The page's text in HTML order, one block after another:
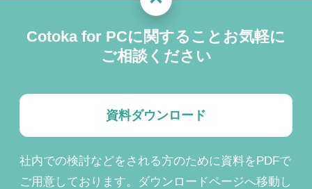
Cotoka for PCに関することお気軽に
ご相談ください
資料ダウンロード
社内での検討などをされる方のために資料をPDFで
ご用意しております。ダウンロードページへ移動し